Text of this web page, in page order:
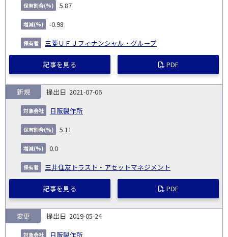
5.87
-0.98
三菱ＵＦＪフィナンシャル・グループ
記事を見る PDF
2021-07-06
日阪製作所
新規
5.11
0.0
三井住友トラスト・アセットマネジメント
記事を見る PDF
2019-05-24
日阪製作所
変更